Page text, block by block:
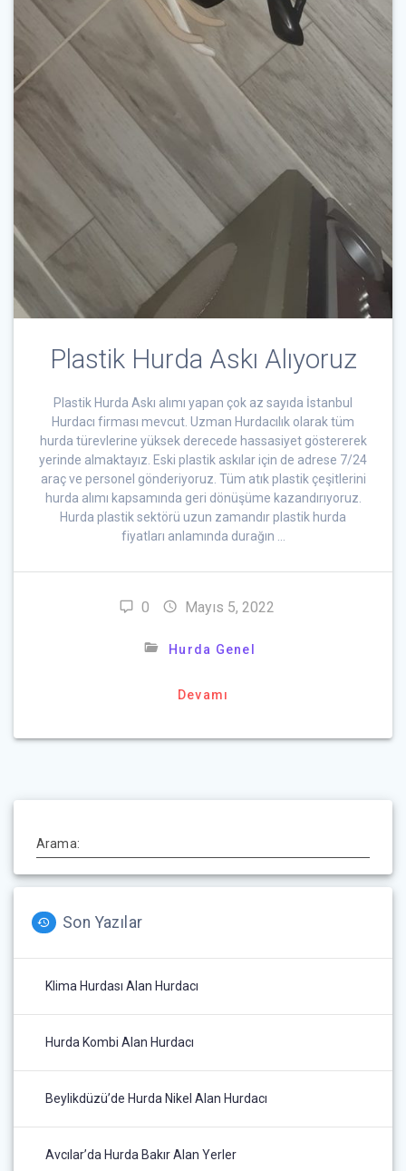
Plastik Hurda Askı Alıyoruz
Plastik Hurda Askı alımı yapan çok az sayıda İstanbul
Hurdacı firması mevcut. Uzman Hurdacılık olarak tüm
hurda türevlerine yüksek derecede hassasiyet göstererek
yerinde almaktayız. Eski plastik askılar için de adrese 7/24
araç ve personel gönderiyoruz. Tüm atık plastik çeşitlerini
hurda alımı kapsamında geri dönüşüme kazandırıyoruz.
Hurda plastik sektörü uzun zamandır plastik hurda
fiyatları anlamında durağın …
0 Mayıs 5, 2022
Hurda Genel
Devamı
Arama:
Son Yazılar
Klima Hurdası Alan Hurdacı
Hurda Kombi Alan Hurdacı
Beylikdüzü’de Hurda Nikel Alan Hurdacı
Avcılar’da Hurda Bakır Alan Yerler